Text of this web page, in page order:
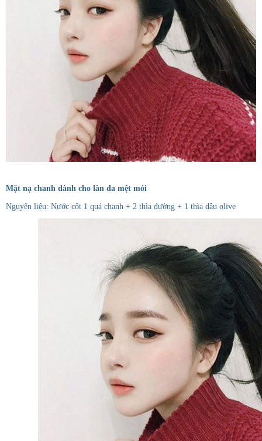
Mặt nạ chanh dành cho làn da mệt mỏi
Nguyên liệu: Nước cốt 1 quả chanh + 2 thìa đường + 1 thìa dầu olive